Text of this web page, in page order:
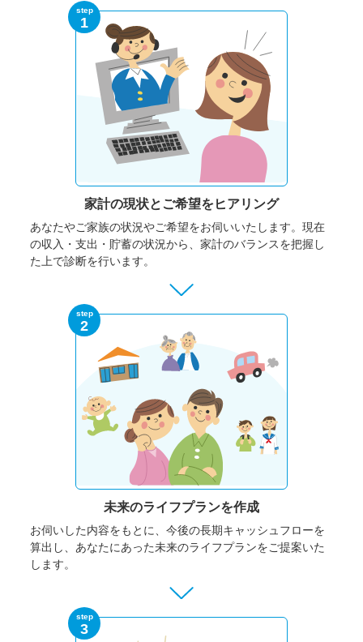
step
1
家計の現状と ご希望をヒアリング
あなたやご家族の状況やご希望をお伺いいたします。 現在
の収入・支出・貯蓄の状況から、家計のバランスを把握し
た上で診断を行います。
step
2
未来のライフプランを作成
お伺いした内容をもとに、今後の長期キャッシュフローを
算出し、あなたにあった未来のライフプランをご提案いた
します。
step
3